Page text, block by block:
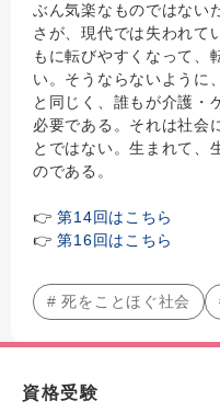
ぶん気楽なものではない
さが、現代では失われて
もに転びやすくなって、
い。そうならないように
と同じく、誰もが介護・
必要である。それは社会
とではない。生まれて、
のである。
👉第14回はこちら
👉第16回はこちら
# 死をことほぐ社会
資格受験